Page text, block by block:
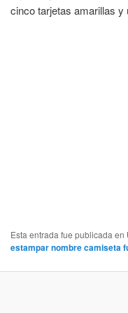
cinco tarjetas amarillas y
Esta entrada fue publicada en
estampar nombre camiseta